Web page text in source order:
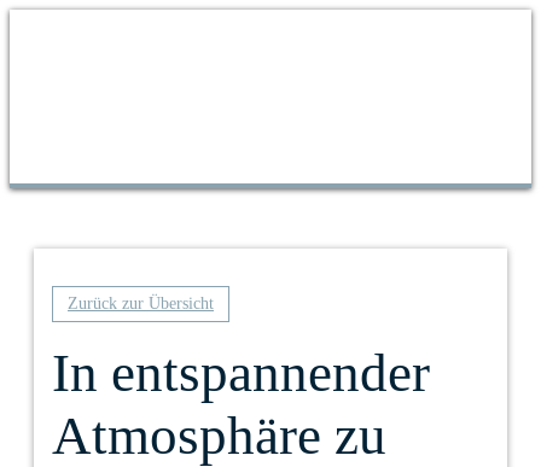
Zurück zur Übersicht
In entspannender
Atmosphäre zu